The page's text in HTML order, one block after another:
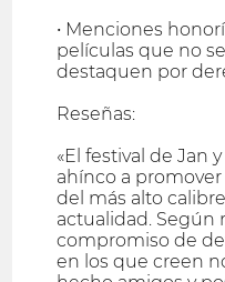
• Menciones
películas que no
destaquen por
Reseñas:
«El festival de Jan
ahínco a
del más alto
actualidad. Según
compromiso de
en los que creen